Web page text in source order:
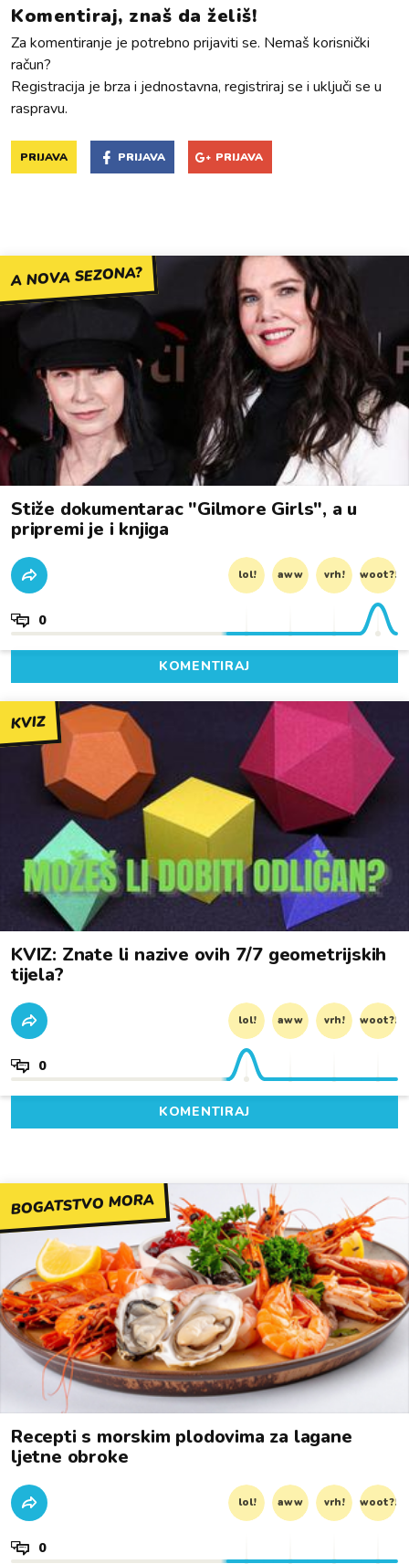
Komentiraj, znaš da želiš!
Za komentiranje je potrebno prijaviti se. Nemaš korisnički
račun?
Registracija je brza i jednostavna, registriraj se i uključi se u
raspravu.
PRIJAVA PRIJAVA PRIJAVA
A NOVA SEZONA?
Stiže dokumentarac "Gilmore Girls", a u
pripremi je i knjiga
lol! aww vrh! woot?!
0
KOMENTIRAJ
KVIZ
KVIZ: Znate li nazive ovih 7/7 geometrijskih
tijela?
lol! aww vrh! woot?!
0
KOMENTIRAJ
BOGATSTVO MORA
Recepti s morskim plodovima za lagane
ljetne obroke
lol! aww vrh! woot?!
0